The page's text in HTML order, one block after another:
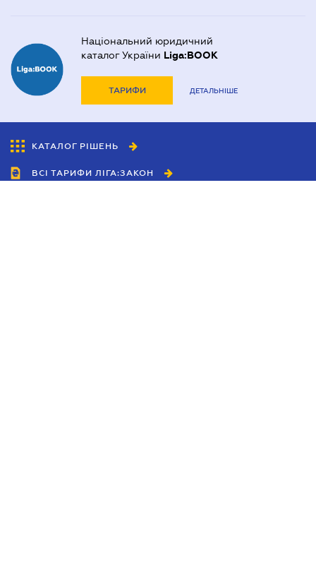
Національний юридичний
каталог України Liga:BOOK
ТАРИФИ ДЕТАЛЬНІШЕ
КАТАЛОГ РІШЕНЬ
ВСІ ТАРИФИ ЛІГА:ЗАКОН